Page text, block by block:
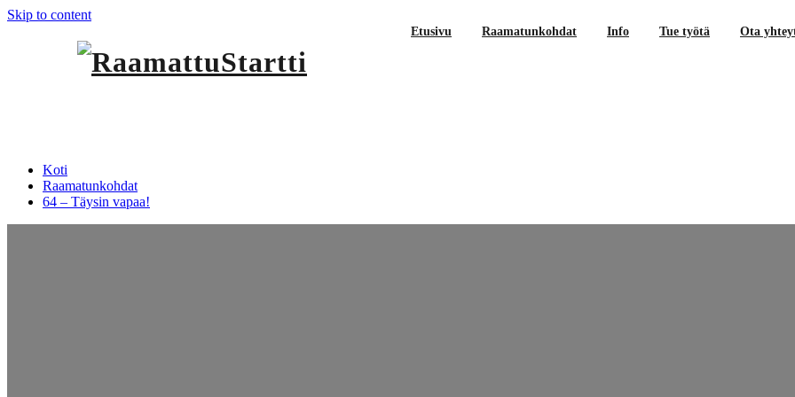
Skip to content
Etusivu Raamatunkohdat Info Tue työtä Ota
Koti
Raamatunkohdat
64 – Täysin vapaa!